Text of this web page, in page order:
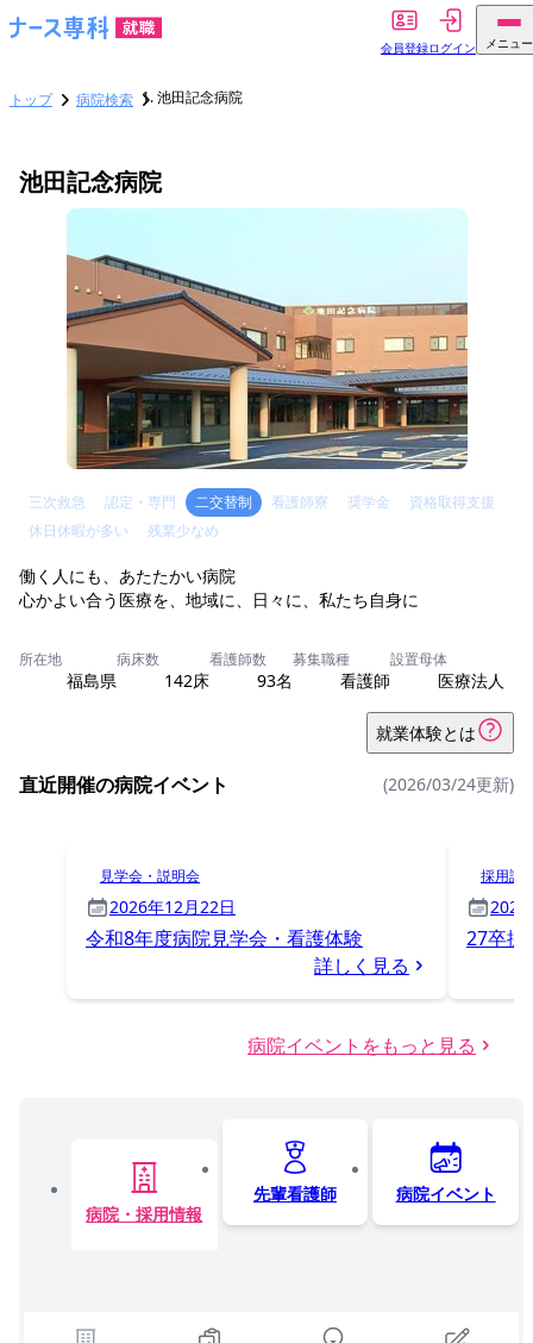
会員登録ログイン メニュー
トップ 病院検索 池田記念病院
池田記念病院
三次救急 認定・専門 二交替制 看護師寮 奨学金
資格取得支援
休日休暇が多い
残業少なめ
働く人にも、あたたかい病院
心かよい合う医療を、地域に、日々に、私たち自身に
所在地
福島県
病床数
142床
看護師数
93名
募集職種
看護師
設置母体
医療法人
就業体験とは
直近開催の病院イベント (2026/03/24更新)
見学会・説明会
2026年12月22日
令和8年度病院見学会・看護体験
詳しく見る
採用試
2026
27卒採
病院イベントをもっと見る
病院・採用情報
先輩看護師 病院イベント